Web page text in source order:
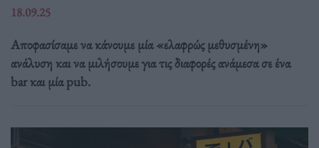
18.09.25
Αποφασίσαμε να κάνουμε μία «ελαφρώς μεθυσμένη»
ανάλυση και να μιλήσουμε για τις διαφορές ανάμεσα σε ένα
bar και μία pub.